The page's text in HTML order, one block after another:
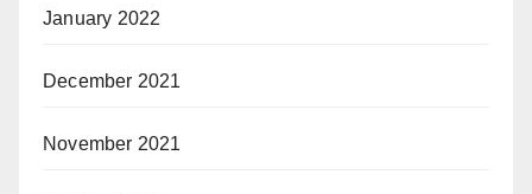
January 2022
December 2021
November 2021